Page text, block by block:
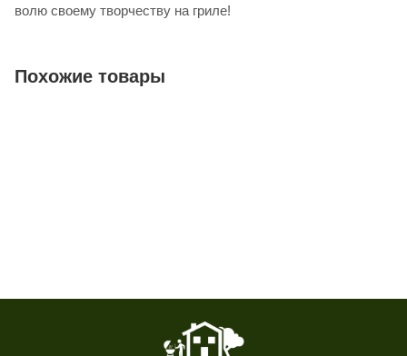
волю своему творчеству на гриле!
Похожие товары